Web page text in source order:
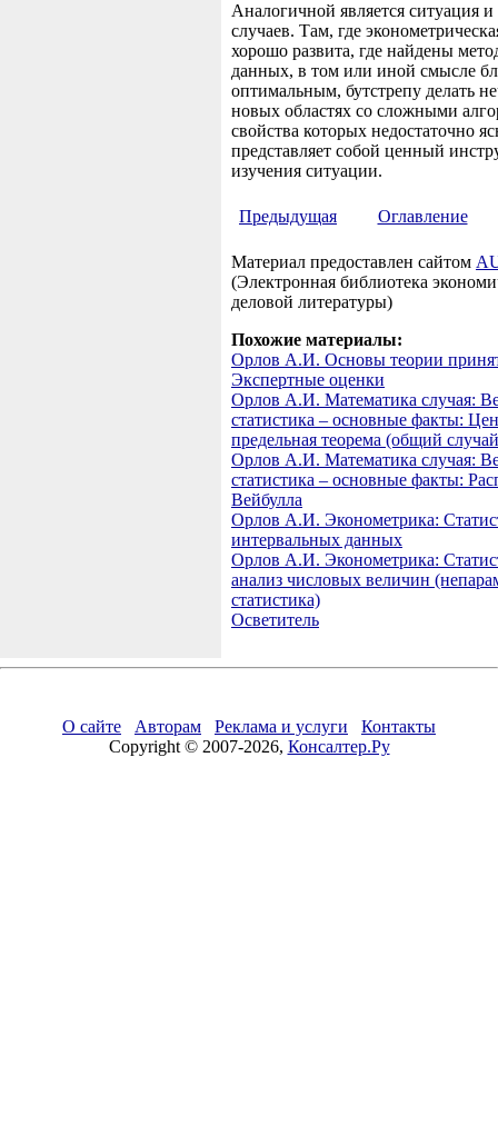
Аналогичной является ситуация и
случаев. Там, где
хорошо развита, где найдены
данных, в том или иной смысле
оптимальным, бутстрепу делать
новых областях со сложными
свойства которых недостаточно
представляет собой ценный
изучения ситуации.
Предыдущая Оглавление
Материал предоставлен сайтом
(Электронная библиотека
деловой литературы)
Похожие материалы:
Орлов А.И. Основы теории
Экспертные оценки
Орлов А.И. Математика случая:
статистика – основные факты:
предельная теорема (общий
Орлов А.И. Математика случая:
статистика – основные факты:
Вейбулла
Орлов А.И. Эконометрика:
интервальных данных
Орлов А.И. Эконометрика:
анализ числовых величин
статистика)
Осветитель
О сайте Авторам Реклама и услуги
Контакты
Copyright © 2007-2026, Консалтер.Ру